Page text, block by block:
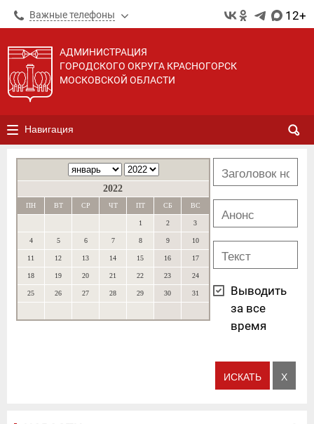
Важные телефоны 12+
АДМИНИСТРАЦИЯ
ГОРОДСКОГО ОКРУГА КРАСНОГОРСК
МОСКОВСКОЙ ОБЛАСТИ
Навигация
2022
ПН ВТ СР ЧТ ПТ СБ ВС
1 2 3
4 5 6 7 8 9 10
11 12 13 14 15 16 17
18 19 20 21 22 23 24
25 26 27 28 29 30 31
Выводить
за все
время